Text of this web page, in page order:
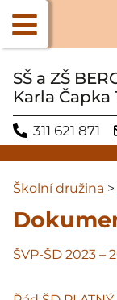
SŠ a ZŠ
Karla Čapka
311 621 871
Školní družina >
ŠVP-ŠD 2023 –